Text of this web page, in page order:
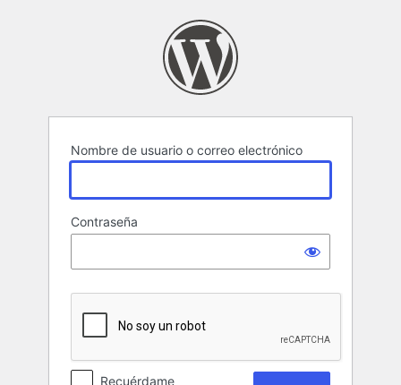
Nombre de usuario o correo electrónico
Contraseña
Recuérdame